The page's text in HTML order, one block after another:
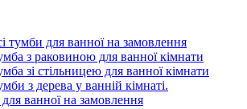
тумби для ванної на замовлення
з раковиною для ванної кімнати
зі стільницею для ванної кімнати
з дерева у ванній кімнаті.
ванної на замовлення